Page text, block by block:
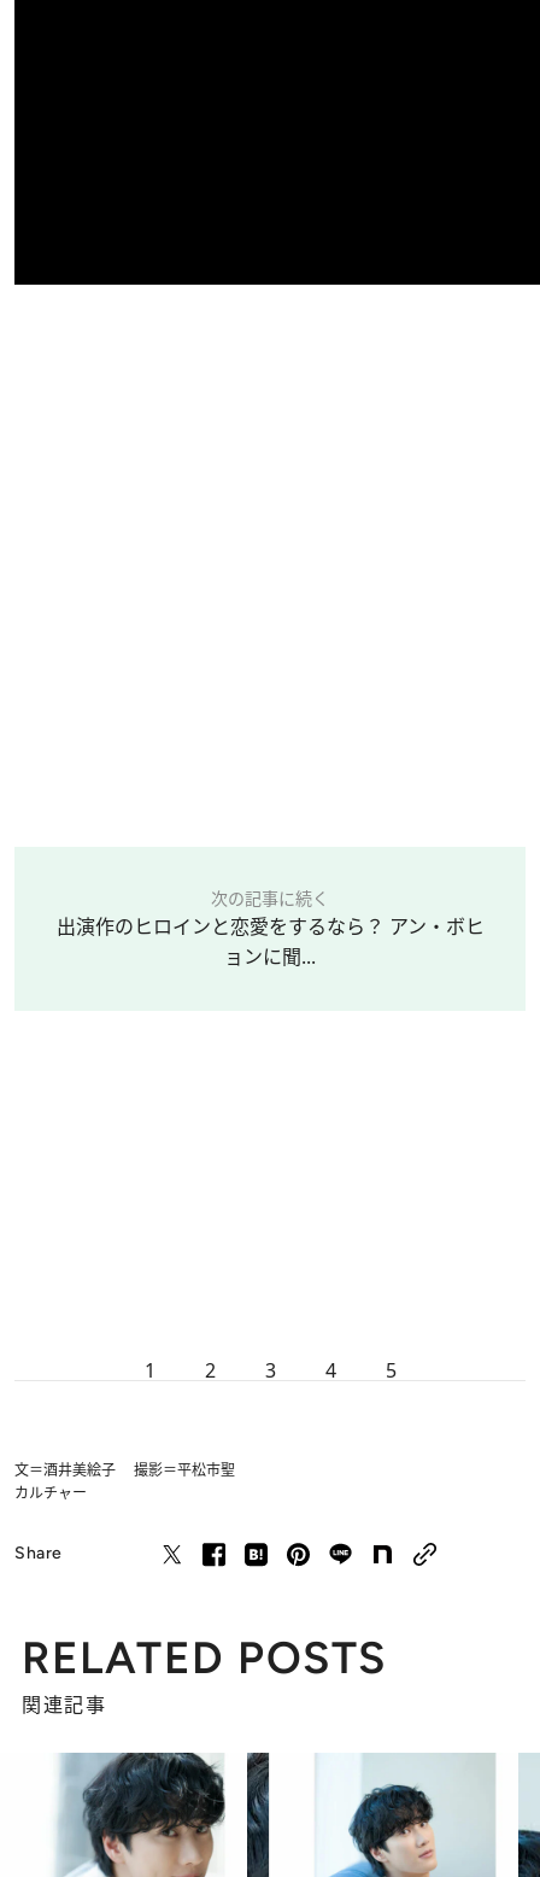
次の記事に続く
出演作のヒロインと恋愛をするなら？ アン・ボヒ
ョンに聞...
1 2 3 4 5
文＝酒井美絵子 撮影＝平松市聖
カルチャー
Share
RELATED POSTS
関連記事